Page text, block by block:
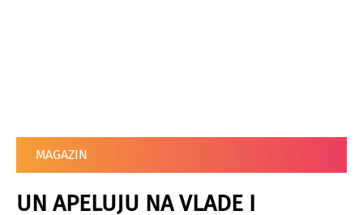
MAGAZIN
UN APELUJU NA VLADE I